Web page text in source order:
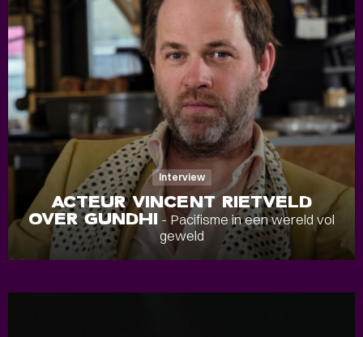
Interview
ACTEUR VINCENT RIETVELD
OVER GUNDHI - Pacifisme in een wereld vol
geweld